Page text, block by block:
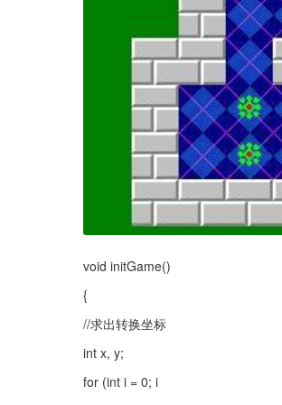
void initGame()
{
//求出转换坐标
int x, y;
for (int i = 0; i